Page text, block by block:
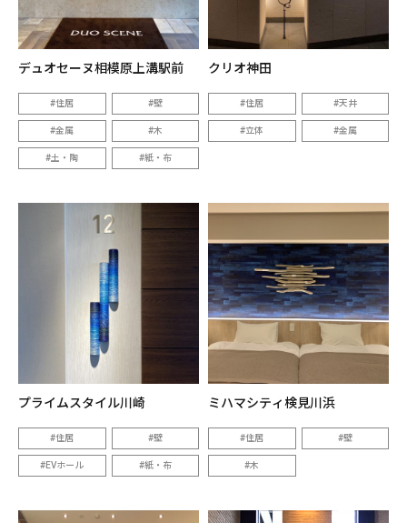
デュオセーヌ相模原上溝駅前
住居 壁
金属 木
土・陶 紙・布
クリオ神田
住居 天井
立体 金属
プライムスタイル川崎
住居 壁
EVホール 紙・布
ミハマシティ検見川浜
住居 壁
木